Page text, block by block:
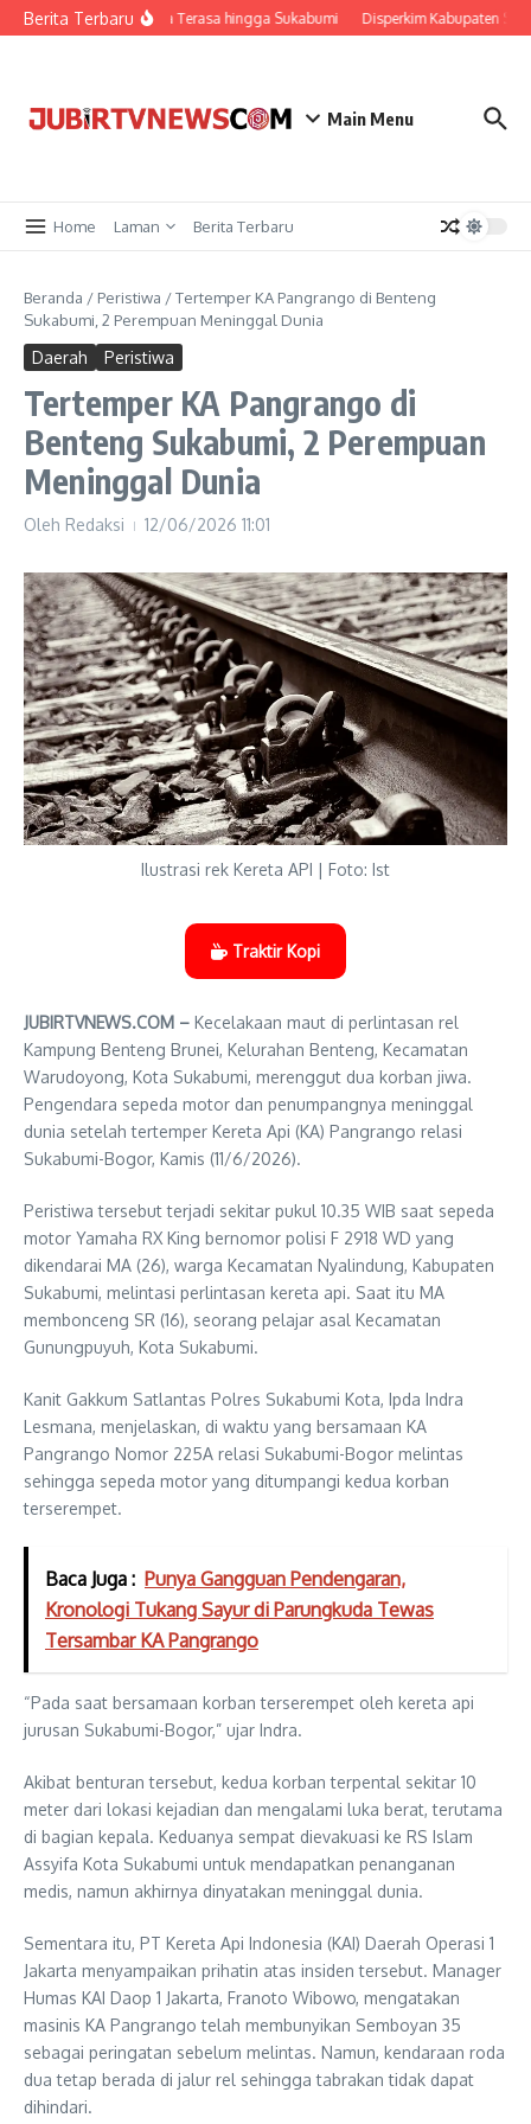
Berita Terbaru
Bogor, Getarannya Terasa hingga Sukabumi Disperkim Kabupaten
Main Menu
Home Laman Berita Terbaru
Beranda / Peristiwa /Tertemper KA Pangrango di Benteng
Sukabumi, 2 Perempuan Meninggal Dunia
Daerah Peristiwa
Tertemper KA Pangrango di
Benteng Sukabumi, 2 Perempuan
Meninggal Dunia
Oleh Redaksi 12/06/2026 11:01
Ilustrasi rek Kereta API | Foto: Ist
Traktir Kopi
JUBIRTVNEWS.COM – Kecelakaan maut di perlintasan rel
Kampung Benteng Brunei, Kelurahan Benteng, Kecamatan
Warudoyong, Kota Sukabumi, merenggut dua korban jiwa.
Pengendara sepeda motor dan penumpangnya meninggal
dunia setelah tertemper Kereta Api (KA) Pangrango relasi
Sukabumi-Bogor, Kamis (11/6/2026).
Peristiwa tersebut terjadi sekitar pukul 10.35 WIB saat sepeda
motor Yamaha RX King bernomor polisi F 2918 WD yang
dikendarai MA (26), warga Kecamatan Nyalindung, Kabupaten
Sukabumi, melintasi perlintasan kereta api. Saat itu MA
membonceng SR (16), seorang pelajar asal Kecamatan
Gunungpuyuh, Kota Sukabumi.
Kanit Gakkum Satlantas Polres Sukabumi Kota, Ipda Indra
Lesmana, menjelaskan, di waktu yang bersamaan KA
Pangrango Nomor 225A relasi Sukabumi-Bogor melintas
sehingga sepeda motor yang ditumpangi kedua korban
terserempet.
Baca Juga : Punya Gangguan Pendengaran,
Kronologi Tukang Sayur di Parungkuda Tewas
Tersambar KA Pangrango
“Pada saat bersamaan korban terserempet oleh kereta api
jurusan Sukabumi-Bogor,” ujar Indra.
Akibat benturan tersebut, kedua korban terpental sekitar 10
meter dari lokasi kejadian dan mengalami luka berat, terutama
di bagian kepala. Keduanya sempat dievakuasi ke RS Islam
Assyifa Kota Sukabumi untuk mendapatkan penanganan
medis, namun akhirnya dinyatakan meninggal dunia.
Sementara itu, PT Kereta Api Indonesia (KAI) Daerah Operasi 1
Jakarta menyampaikan prihatin atas insiden tersebut. Manager
Humas KAI Daop 1 Jakarta, Franoto Wibowo, mengatakan
masinis KA Pangrango telah membunyikan Semboyan 35
sebagai peringatan sebelum melintas. Namun, kendaraan roda
dua tetap berada di jalur rel sehingga tabrakan tidak dapat
dihindari.